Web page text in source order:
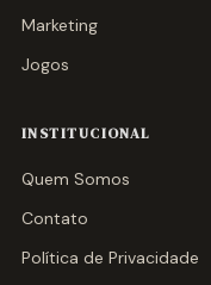
Marketing
Jogos
INSTITUCIONAL
Quem Somos
Contato
Política de Privacidade